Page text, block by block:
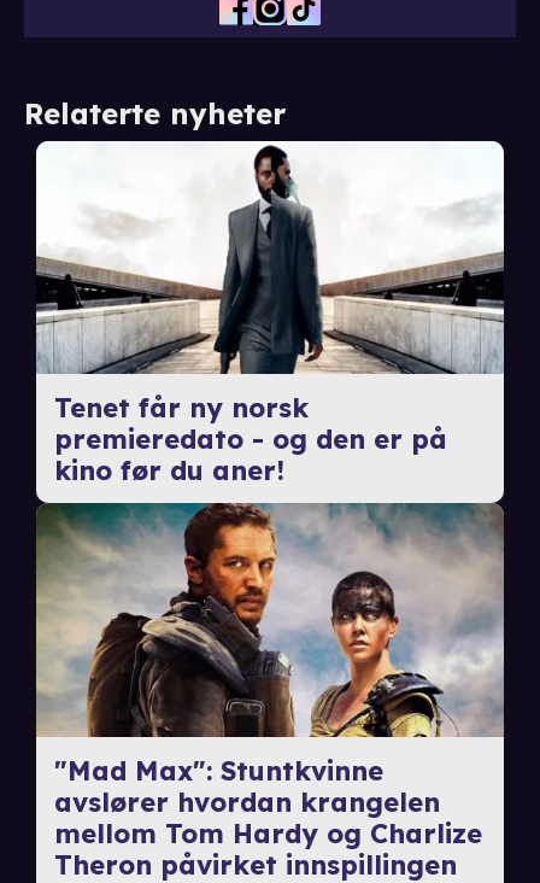
Relaterte nyheter
Tenet får ny norsk
premieredato - og den er på
kino før du aner!
"Mad Max": Stuntkvinne
avslører hvordan krangelen
mellom Tom Hardy og Charlize
Theron påvirket innspillingen